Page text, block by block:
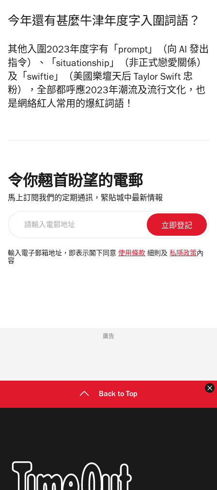
今年還有甚麼牛津年度字入圍詞語？
其他入圍2023年度字有「prompt」（向 AI 發出
指令）、「situationship」（非正式戀愛關係）
及「swiftie」（美國樂壇天后 Taylor Swift 忠
粉），全部都呼應2023年潮流及流行文化，也
是網絡紅人常用的爆紅詞語！
令你翹首盼望的電郵
馬上訂閱我們的定期通訊，緊貼城中最新情報
電
郵
輸入電子郵箱地址，即表示閣下同意 使用條款 細則及 私隱政策 內
容
廣告
Back to Top